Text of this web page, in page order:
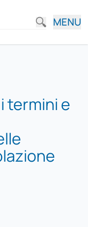
MENU
termini e